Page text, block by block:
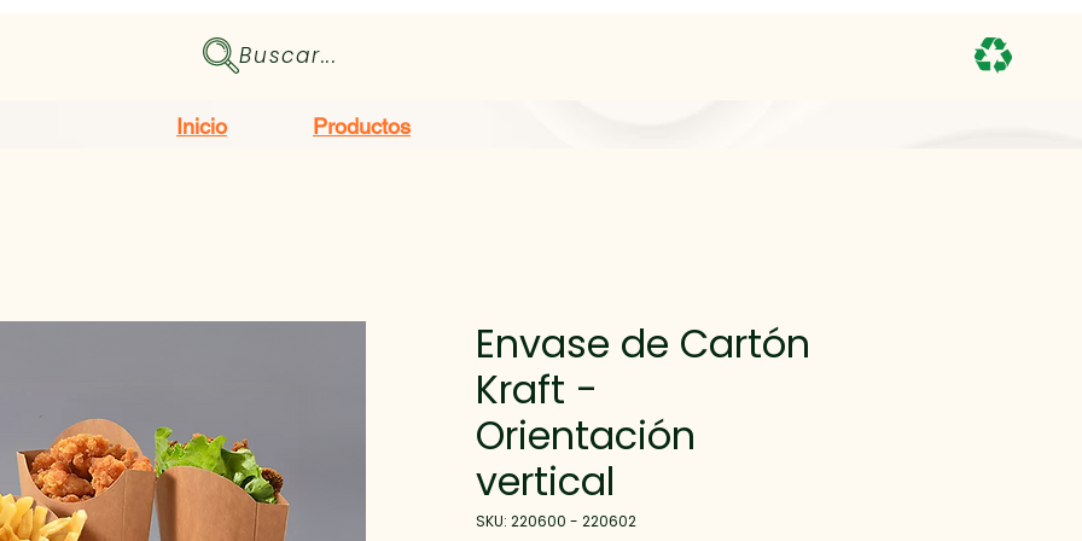
Buscar...
Inicio Productos
Envase de Cartón
Kraft -
Orientación
vertical
SKU: 220600 - 220602